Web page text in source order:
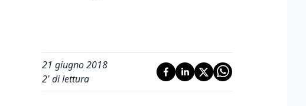
21 giugno 2018
2' di lettura